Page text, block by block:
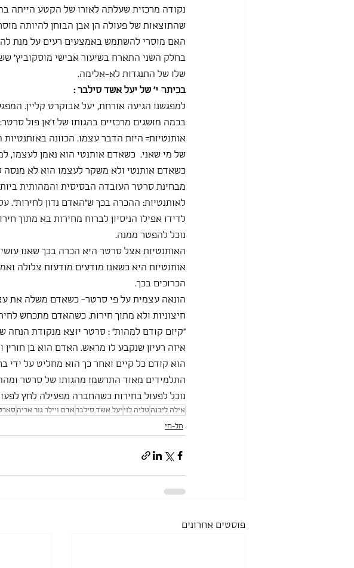
נקודה מרכזית שעלתה לאורו של הקטע הייתה
שהתוצאות של פעולה הן אבן הבוחן להיותה
האם מוסרי להשתמש באמצעים רעים על מנת
בחלק השני התארח בשיעור אבישי מוסקוביץ'
שלו של התנגדות לא-אלימה.
בכיתה י' של יעל אשד סילבר :
למפגשנו הגיעה אורחת, יעל אבוקרט קליין.
בכמה מושגים מרכזיים בהגותו של ז'אן פול סרטר:
אותנטיות= היות הדבר עצמו. הכוונה
של מי שאני.  כשאדם אותנטי הוא נאמן לעצמו,
כשאדם אותנטי ולא משקר לעצמו הוא לא מנסה
מבחינת סרטר העובדה הבסיסית והמהותית
לאותנטיות: ההכרה בכך ש"האדם נדון לחירות".
לדידו אפילו הניסיון לברוח מחירות בא מתוך
נוכל להפטר ממנה.
האותנטיות אצל סרטר היא הכרה בכך שאנו
אותנטיות היא כשאנו מודעים מודעות צלולה
הכרוכים בכך.
הונאה עצמית על פי סרטר- כשאדם משלה את
חיצוניות ולא מתוך חירות. כשהאדם מתכחש
"קיום קודם למהות" : סרטר יוצא מנקודת הנחה
איזה רעיון שנקבע לו מראש. האדם הוא בן
הוא קודם כל קיים ואחר כך הוא מחליט על ידי
התלמידים מאוד התרשמו מהגותו של סרטר
נוכל לפעול בחירות כשהחברה מפעילה לחץ
אילה ליבנה טליה לוי יעל אשד סילבראדם ויילר גור אריה
תל-חי
פוסטים אחרונים